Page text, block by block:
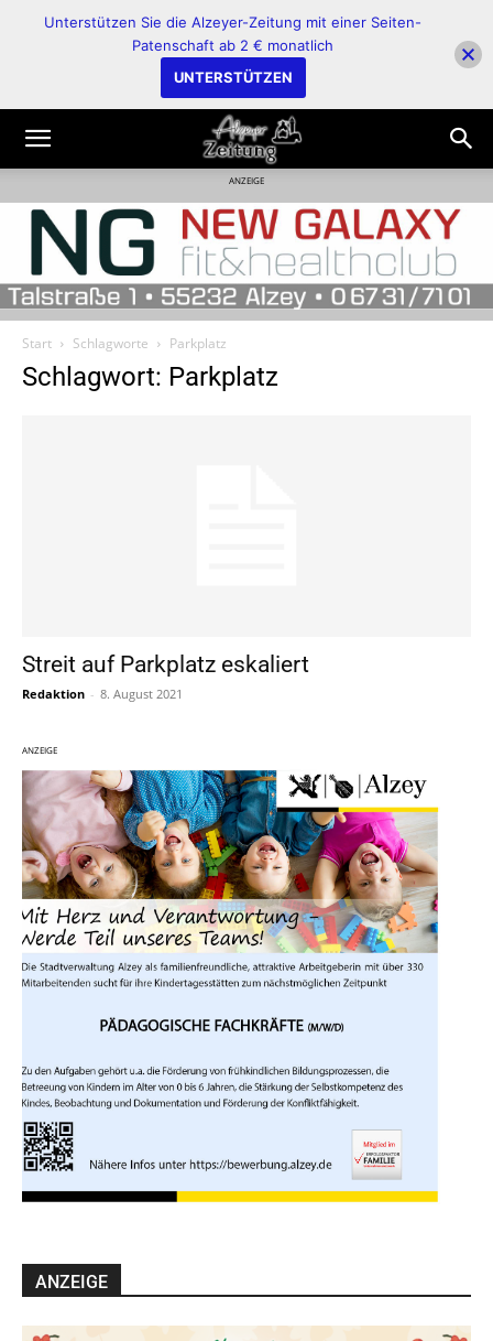
ANZEIGE
Start Schlagworte Parkplatz
Schlagwort: Parkplatz
Streit auf Parkplatz eskaliert
Redaktion - 8. August 2021
ANZEIGE
ANZEIGE
Unterstützen Sie die Alzeyer-Zeitung mit einer Seiten-
Patenschaft ab 2 € monatlich
UNTERSTÜTZEN